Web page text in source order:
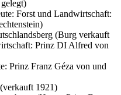
Forst und Landwirtschaft:
(Burg verkauft
Prinz DI Alfred von
Prinz Franz Géza von und
1921)